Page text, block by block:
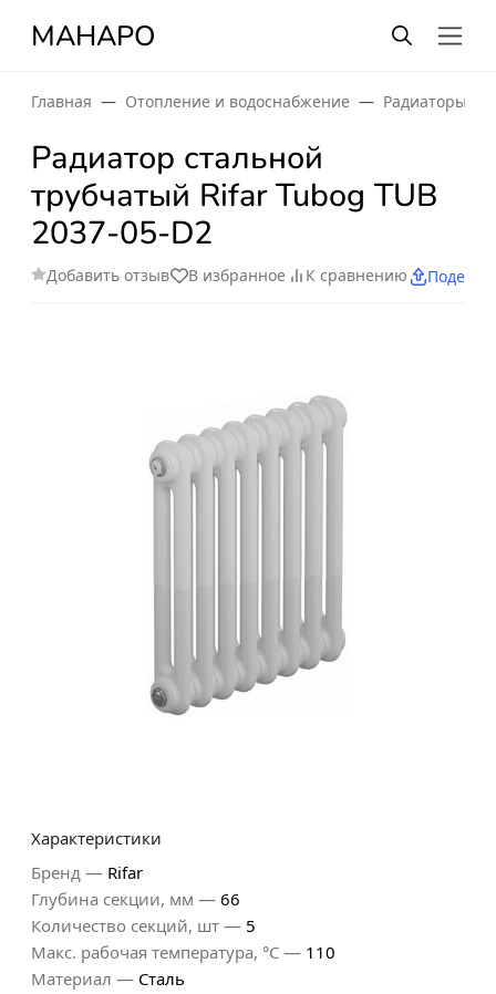
МАНАРО
Главная Отопление и водоснабжение Радиаторы
Радиатор стальной
трубчатый Rifar Tubog TUB
2037-05-D2
Добавить отзыв В избранное К сравнению
Характеристики
Бренд — Rifar
Глубина секции, мм — 66
Количество секций, шт — 5
Макс. рабочая температура, °С — 110
Материал — Сталь